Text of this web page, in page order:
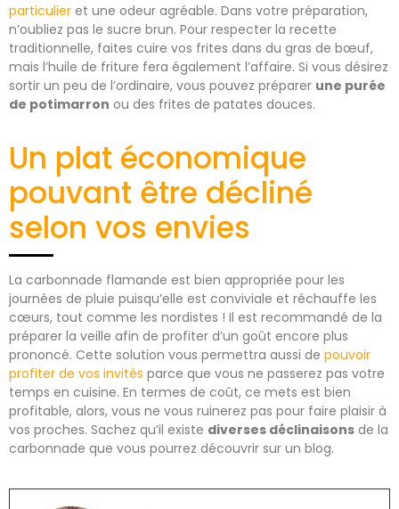
particulier et une odeur agréable. Dans votre préparation,
n’oubliez pas le sucre brun. Pour respecter la recette
traditionnelle, faites cuire vos frites dans du gras de bœuf,
mais l’huile de friture fera également l’affaire. Si vous désirez
sortir un peu de l’ordinaire, vous pouvez préparer une purée
de potimarron ou des frites de patates douces.
Un plat économique
pouvant être décliné
selon vos envies
La carbonnade flamande est bien appropriée pour les
journées de pluie puisqu’elle est conviviale et réchauffe les
cœurs, tout comme les nordistes ! Il est recommandé de la
préparer la veille afin de profiter d’un goût encore plus
prononcé. Cette solution vous permettra aussi de pouvoir
profiter de vos invités parce que vous ne passerez pas votre
temps en cuisine. En termes de coût, ce mets est bien
profitable, alors, vous ne vous ruinerez pas pour faire plaisir à
vos proches. Sachez qu’il existe diverses déclinaisons de la
carbonnade que vous pourrez découvrir sur un blog.